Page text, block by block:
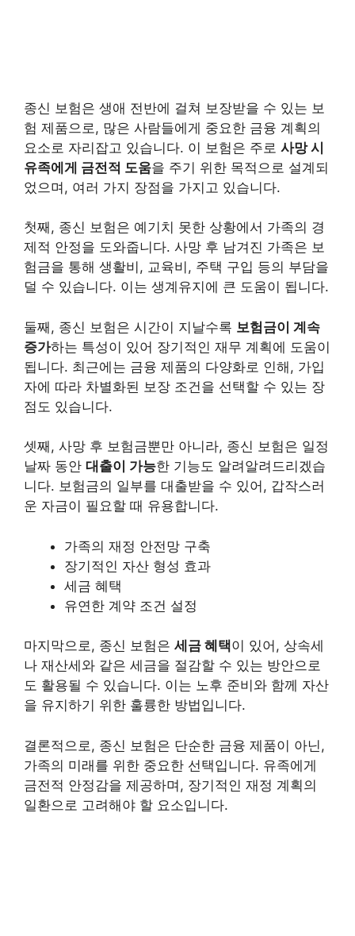
종신 보험은 생애 전반에 걸쳐 보장받을 수 있는 보
험 제품으로, 많은 사람들에게 중요한 금융 계획의
요소로 자리잡고 있습니다. 이 보험은 주로 사망 시
유족에게 금전적 도움을 주기 위한 목적으로 설계되
었으며, 여러 가지 장점을 가지고 있습니다.
첫째, 종신 보험은 예기치 못한 상황에서 가족의 경
제적 안정을 도와줍니다. 사망 후 남겨진 가족은 보
험금을 통해 생활비, 교육비, 주택 구입 등의 부담을
덜 수 있습니다. 이는 생계유지에 큰 도움이 됩니다.
둘째, 종신 보험은 시간이 지날수록 보험금이 계속
증가하는 특성이 있어 장기적인 재무 계획에 도움이
됩니다. 최근에는 금융 제품의 다양화로 인해, 가입
자에 따라 차별화된 보장 조건을 선택할 수 있는 장
점도 있습니다.
셋째, 사망 후 보험금뿐만 아니라, 종신 보험은 일정
날짜 동안 대출이 가능한 기능도 알려알려드리겠습
니다. 보험금의 일부를 대출받을 수 있어, 갑작스러
운 자금이 필요할 때 유용합니다.
가족의 재정 안전망 구축
장기적인 자산 형성 효과
세금 혜택
유연한 계약 조건 설정
마지막으로, 종신 보험은 세금 혜택이 있어, 상속세
나 재산세와 같은 세금을 절감할 수 있는 방안으로
도 활용될 수 있습니다. 이는 노후 준비와 함께 자산
을 유지하기 위한 훌륭한 방법입니다.
결론적으로, 종신 보험은 단순한 금융 제품이 아닌,
가족의 미래를 위한 중요한 선택입니다. 유족에게
금전적 안정감을 제공하며, 장기적인 재정 계획의
일환으로 고려해야 할 요소입니다.